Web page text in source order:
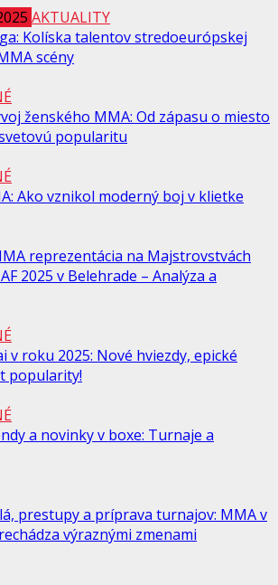
AKTUALITY
Kolíska talentov stredoeurópskej
scény
ženského MMA: Od zápasu o miesto
popularitu
Ako vznikol moderný boj v klietke
reprezentácia na Majstrovstvách
2025 v Belehrade – Analýza a
v roku 2025: Nové hviezdy, epické
popularity!
a novinky v boxe: Turnaje a
prestupy a príprava turnajov: MMA v
výraznými zmenami